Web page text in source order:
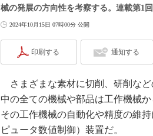
械の発展の方向性を考察する。連載第1
2024年10月15日 07時00分 公開
印刷する 通知する
さまざまな素材に切削、研削な
中の全ての機械や部品は工作機械
その工作機械の自動化や精度の維
ピュータ数値制御）装置だ。